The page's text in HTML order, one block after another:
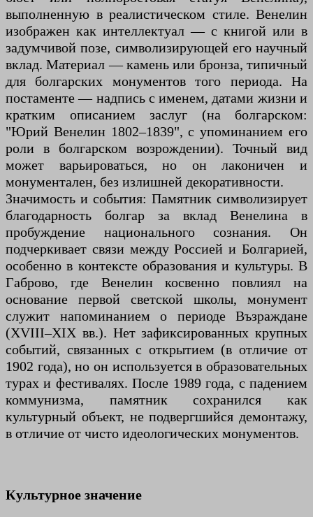
выполненную в реалистическом стиле. Венелин
изображен как интеллектуал — с книгой или в
задумчивой позе, символизирующей его научный
вклад. Материал — камень или бронза, типичный
для болгарских монументов того периода. На
постаменте — надпись с именем, датами жизни и
кратким описанием заслуг (на болгарском:
"Юрий Венелин 1802–1839", с упоминанием его
роли в болгарском возрождении). Точный вид
может варьироваться, но он лаконичен и
монументален, без излишней декоративности.
Значимость и события: Памятник символизирует
благодарность болгар за вклад Венелина в
пробуждение национального сознания. Он
подчеркивает связи между Россией и Болгарией,
особенно в контексте образования и культуры. В
Габрово, где Венелин косвенно повлиял на
основание первой светской школы, монумент
служит напоминанием о периоде Възраждане
(XVIII–XIX вв.). Нет зафиксированных крупных
событий, связанных с открытием (в отличие от
1902 года), но он используется в образовательных
турах и фестивалях. После 1989 года, с падением
коммунизма, памятник сохранился как
культурный объект, не подвергшийся демонтажу,
в отличие от чисто идеологических монументов.
Культурное значение